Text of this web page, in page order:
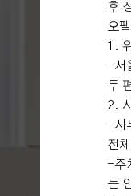
후
오
1.
-서
두
2.
-사
전
-주
는